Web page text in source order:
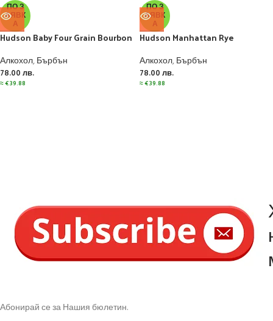
ПО З
АЯВК
А
Hudson Baby Four Grain Bourbon
Алкохол,Бърбън
78.00 лв.
≈€39.88
ПО З
АЯВК
А
Hudson Manhattan Rye
Алкохол,Бърбън
78.00 лв.
≈€39.88
Абонирай се за Нашия бюлетин.